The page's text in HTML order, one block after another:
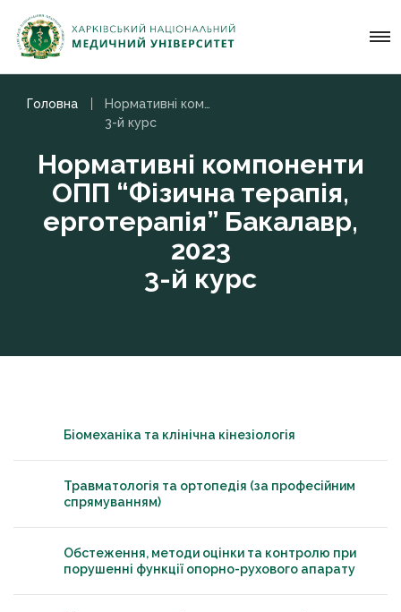
Головна
3-й курс
Нормативні компоненти
ОПП “Фізична терапія,
ерготерапія” Бакалавр,
2023
3-й курс
Біомеханіка та клінічна кінезіологія
Травматологія та ортопедія (за професійним
спрямуванням)
Обстеження, методи оцінки та контролю при
порушенні функції опорно-рухового апарату